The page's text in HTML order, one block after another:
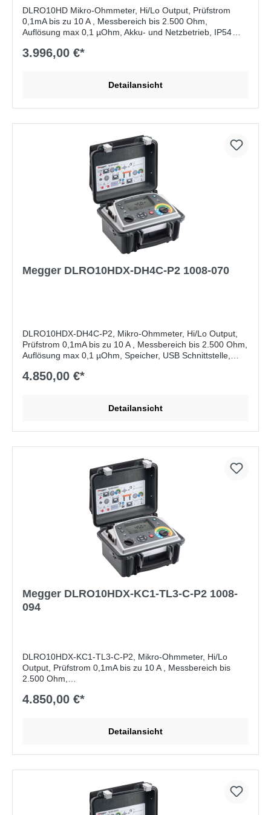
DLRO10HD Mikro-Ohmmeter, Hi/Lo Output, Prüfstrom
0,1mA bis zu 10 A , Messbereich bis 2.500 Ohm,
Auflösung max 0,1 µOhm, Akku- und Netzbetrieb, IP54
Lieferumfang:KC1-TL3-C, Messleitungen, 3m, mit Kelvin
3.996,00 €*
Detailansicht
Megger DLRO10HDX-DH4C-P2 1008-070
DLRO10HDX-DH4C-P2, Mikro-Ohmmeter, Hi/Lo Output,
Prüfstrom 0,1mA bis zu 10 A , Messbereich bis 2.500 Ohm,
Auflösung max 0,1 µOhm, Speicher, USB Schnittstelle,
Bedienungsanleitung (CD)
4.850,00 €*
Detailansicht
Megger DLRO10HDX-KC1-TL3-C-P2 1008-
094
DLRO10HDX-KC1-TL3-C-P2, Mikro-Ohmmeter, Hi/Lo
Output, Prüfstrom 0,1mA bis zu 10 A , Messbereich bis
2.500 Ohm,
Akku- und Netzbetrieb, IP54
Clips, Messleitungstasche, Bedienungsanleitung (CD)
4.850,00 €*
Detailansicht